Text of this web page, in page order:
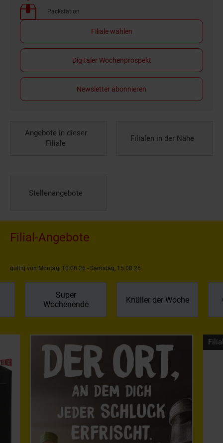
Packstation
Filiale wählen
Digitaler Wochenprospekt
Newsletter abonnieren
Angebote in dieser
Filiale
Filialen in der Nähe
Stellenangebote
Filial-Angebote
gültig von Montag, 10.08.26 - Samstag, 15.08.26
Super
Wochenende
Knüller der Woche